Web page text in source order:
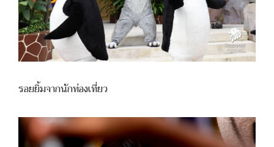
รอยยิ้มจากนักท่องเที่ยว